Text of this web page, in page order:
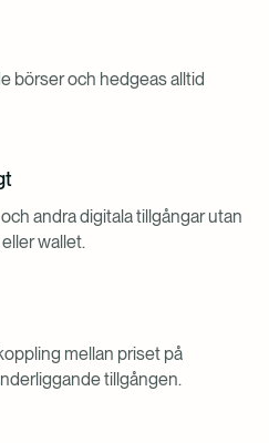
börser och hedgeas alltid
andra digitala tillgångar utan
wallet.
mellan priset på
tillgången.